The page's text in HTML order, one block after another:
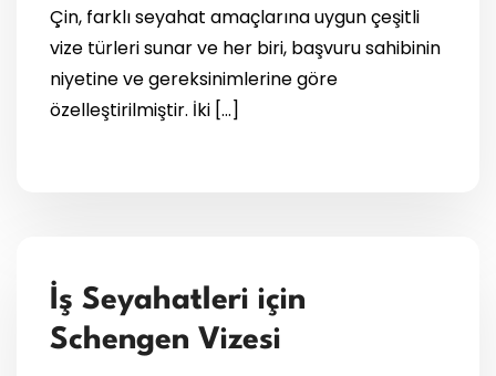
Çin, farklı seyahat amaçlarına uygun çeşitli
vize türleri sunar ve her biri, başvuru sahibinin
niyetine ve gereksinimlerine göre
özelleştirilmiştir. İki […]
İş Seyahatleri için
Schengen Vizesi